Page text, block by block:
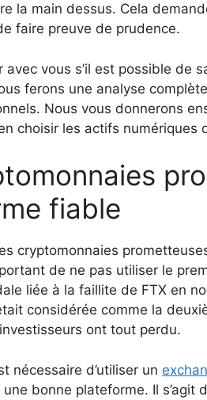
la main dessus. Cela
faire preuve de prudence.
vous s’il est possible de
ferons une analyse
Nous vous donnerons
choisir les actifs numériques
fiable
cryptomonnaies
de ne pas utiliser le
liée à la faillite de FTX en
considérée comme la
ont tout perdu.
nécessaire d’utiliser un
bonne plateforme. Il s’agit